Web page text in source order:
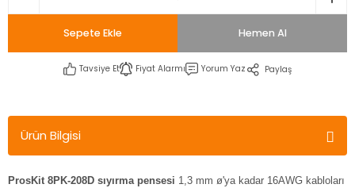
Sepete Ekle Hemen Al
Tavsiye Et Fiyat Alarmı Yorum Yaz Paylaş
Ürün Bilgisi
ProsKit 8PK-208D sıyırma pensesi 1,3 mm ø'ya kadar 16AWG kabloları